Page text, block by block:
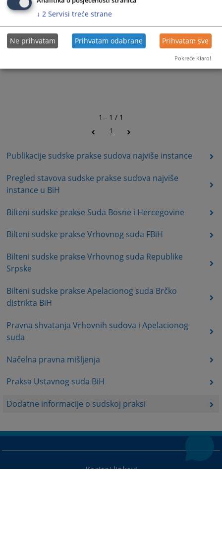
Publikacije sudske prakse sudova najviše instance
Pregled stavova sudske prakse sudova najviše
instance u BiH
Bilteni sudske prakse Suda Bosne i Hercegovine
Bilteni sudske prakse Vrhovnog suda FBiH
Bilteni sudske prakse Vrhovnog suda Republike
Srpske
Bilteni sudske prakse Apelacionog suda Brčko
distrikta BiH
Pravna shvatanja Vrhovnih sudova i Apelacionog
suda
Načelna pravna mišljenja
Praksa Ustavnog suda BiH
Dodatne informacije o sudskoj praksi
1 - 1 / 1
1
Korisni linkovi
↓ 2 Servisi treće strane
Ne prihvatam Prihvatam odabrane Prihvatam sve
Pokreće Klaro!